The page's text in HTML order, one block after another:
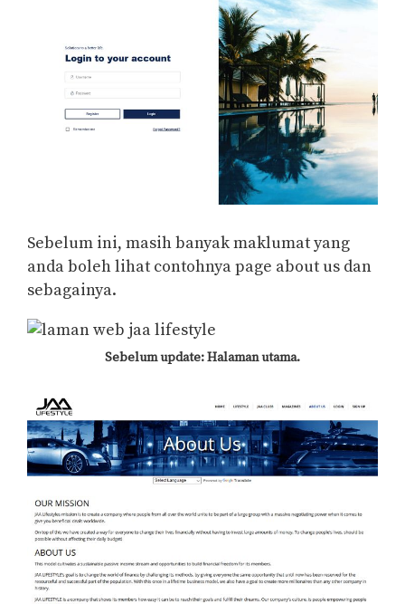
Sebelum ini, masih banyak maklumat yang
anda boleh lihat contohnya page about us dan
sebagainya.
Sebelum update: Halaman utama.